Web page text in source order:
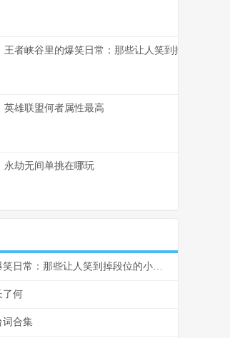
王者峡谷里的爆笑日常：那些让人笑到掉段位的小
英雄联盟何者属性最高
永劫无间单挑在哪玩
王者峡谷里的爆笑日常：那些让人笑到掉段位的小瞬间
了何
词合集